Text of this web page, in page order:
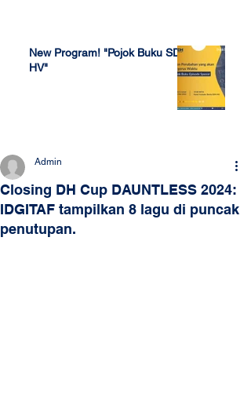
New Program! "Pojok Buku SDH
HV"
Closing DH Cup DAUNTLESS 2024:
IDGITAF tampilkan 8 lagu di puncak
penutupan.
Admin